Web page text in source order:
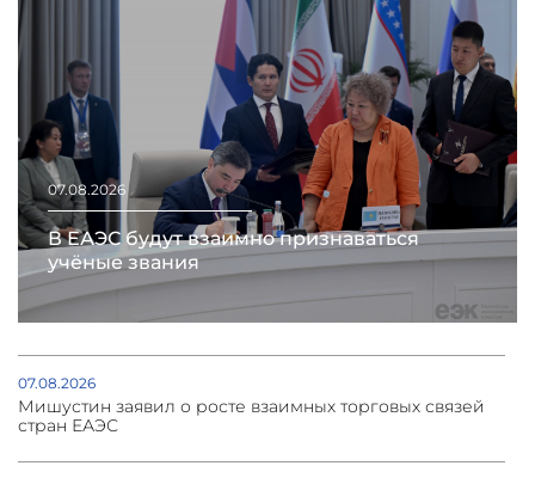
07.08.2026
В ЕАЭС будут взаимно признаваться
учёные звания
07.08.2026
Мишустин заявил о росте взаимных торговых связей
стран ЕАЭС